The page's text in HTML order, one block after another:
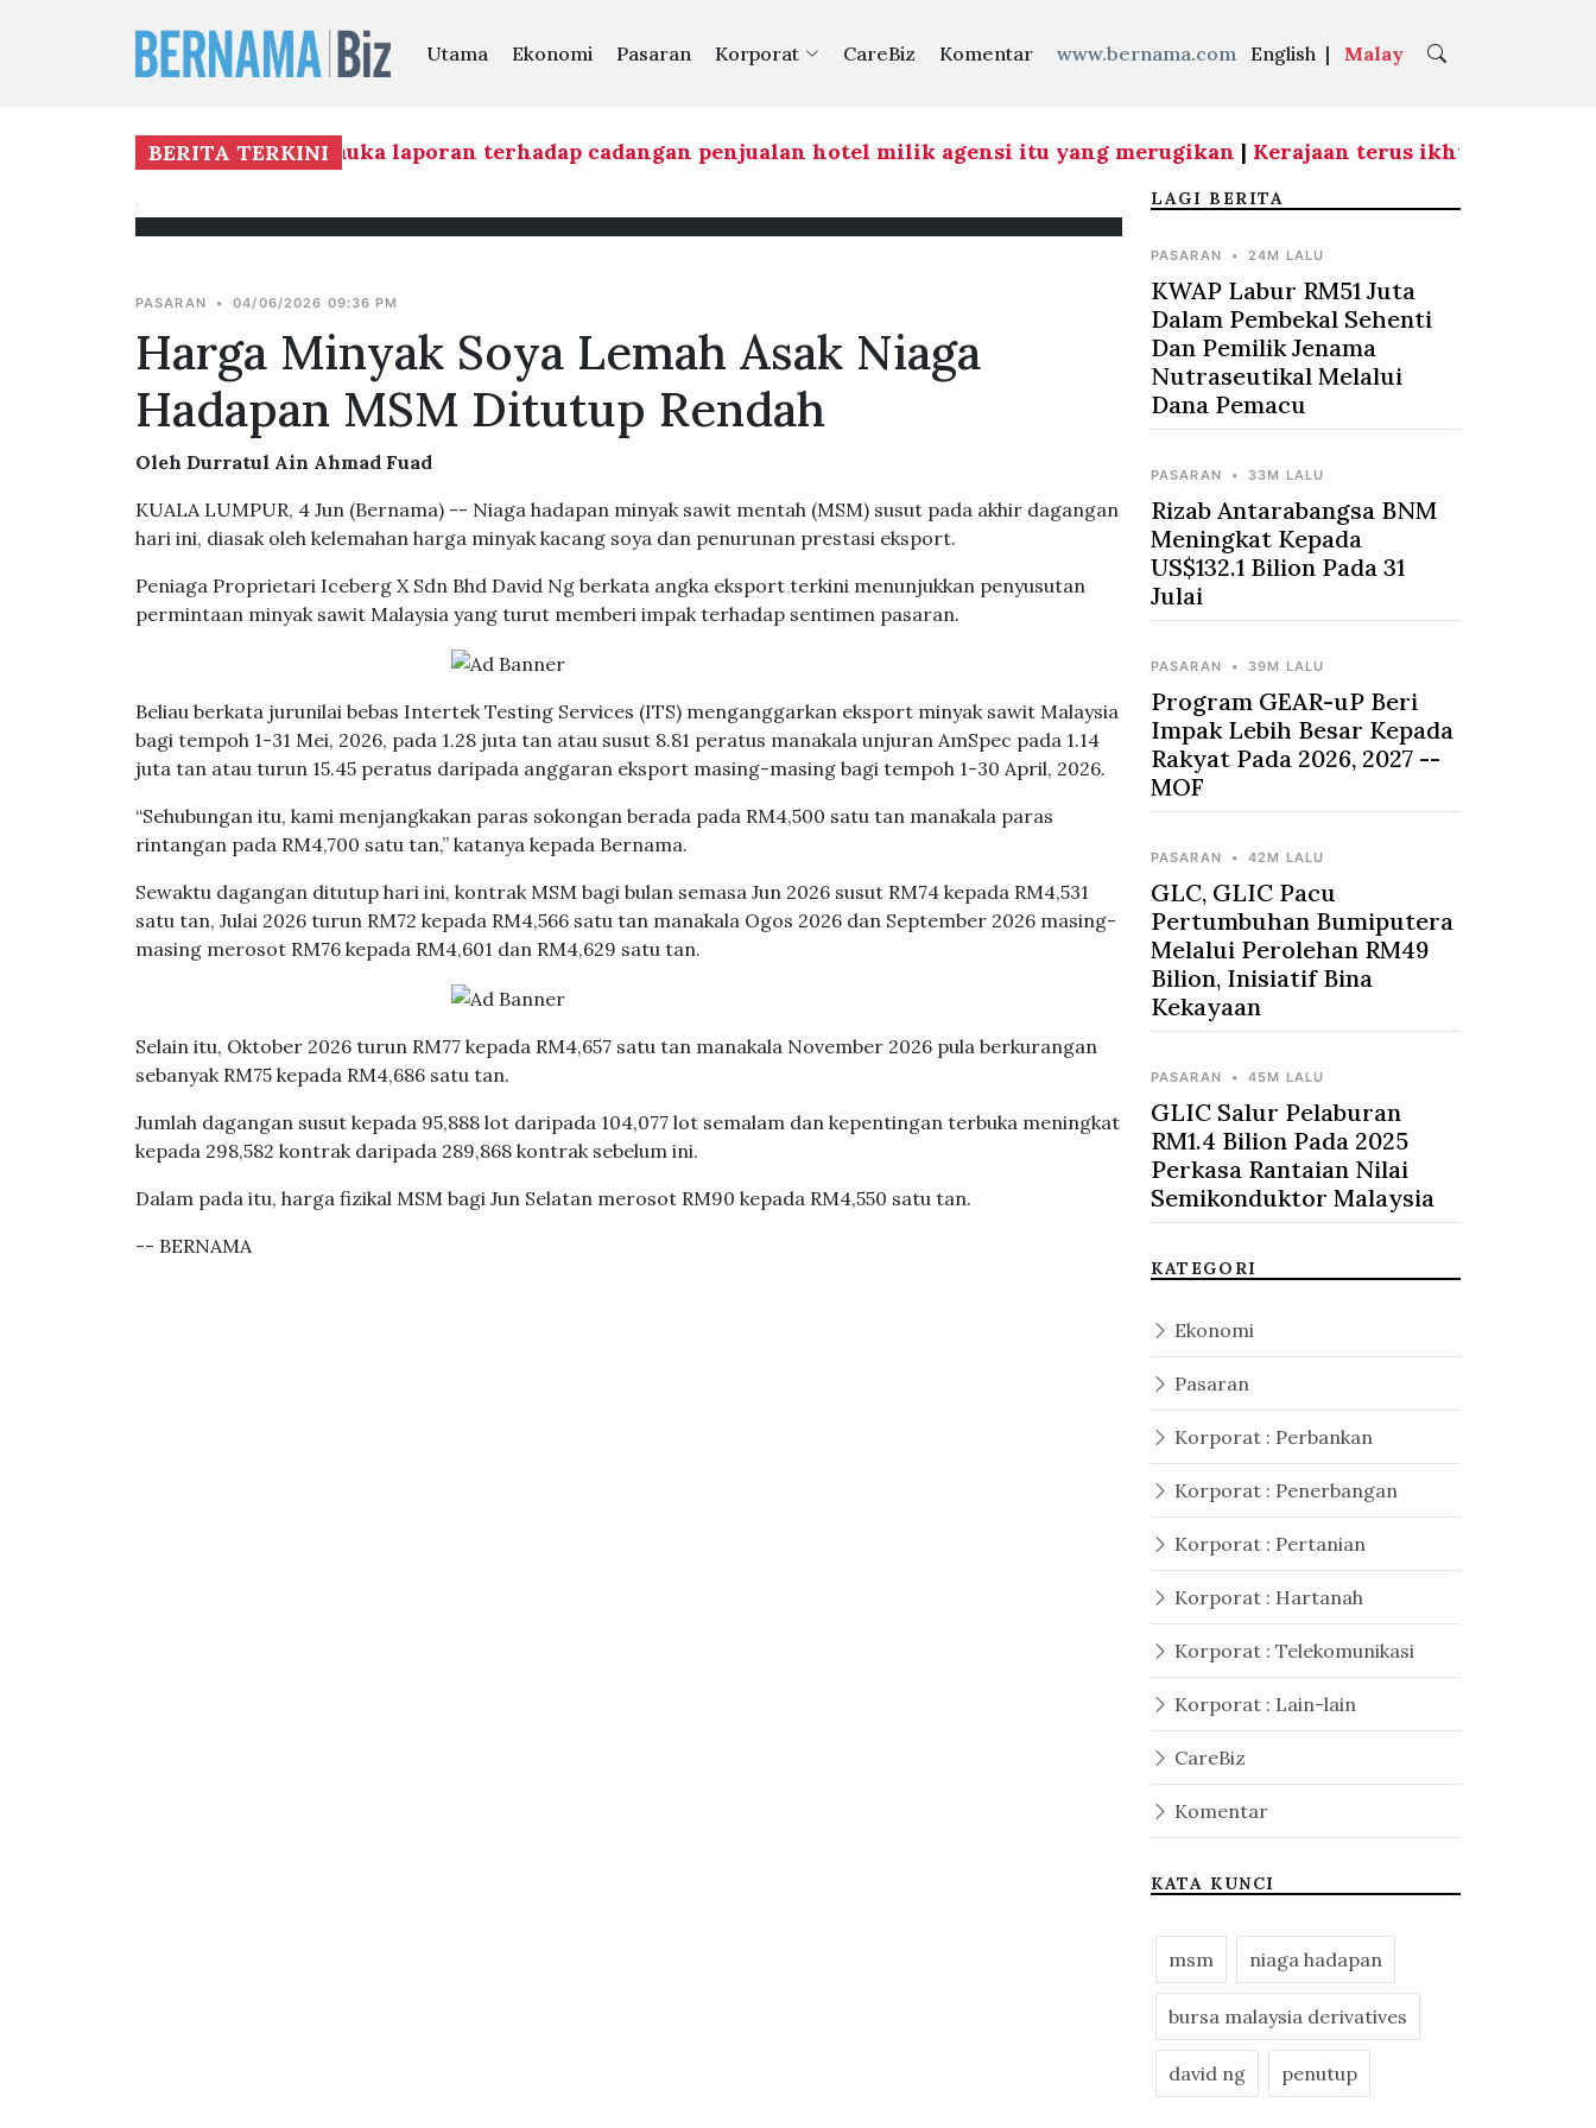
Utama Ekonomi Pasaran Korporat CareBiz Komentar www.bernama.com English | Malay
BERITA TERKINI
pengurusan Felda kemuka laporan terhadap cadangan penjualan hotel milik agensi itu yang merugikan|Kerajaan terus ikhtiar tingkat
PASARAN • 04/06/2026 09:36 PM
Harga Minyak Soya Lemah Asak Niaga
Hadapan MSM Ditutup Rendah
Oleh Durratul Ain Ahmad Fuad
KUALA LUMPUR, 4 Jun (Bernama) -- Niaga hadapan minyak sawit mentah (MSM) susut pada akhir dagangan
hari ini, diasak oleh kelemahan harga minyak kacang soya dan penurunan prestasi eksport.
Peniaga Proprietari Iceberg X Sdn Bhd David Ng berkata angka eksport terkini menunjukkan penyusutan
permintaan minyak sawit Malaysia yang turut memberi impak terhadap sentimen pasaran.
Beliau berkata jurunilai bebas Intertek Testing Services (ITS) menganggarkan eksport minyak sawit Malaysia
bagi tempoh 1-31 Mei, 2026, pada 1.28 juta tan atau susut 8.81 peratus manakala unjuran AmSpec pada 1.14
juta tan atau turun 15.45 peratus daripada anggaran eksport masing-masing bagi tempoh 1-30 April, 2026.
“Sehubungan itu, kami menjangkakan paras sokongan berada pada RM4,500 satu tan manakala paras
rintangan pada RM4,700 satu tan,” katanya kepada Bernama.
Sewaktu dagangan ditutup hari ini, kontrak MSM bagi bulan semasa Jun 2026 susut RM74 kepada RM4,531
satu tan, Julai 2026 turun RM72 kepada RM4,566 satu tan manakala Ogos 2026 dan September 2026 masing-
masing merosot RM76 kepada RM4,601 dan RM4,629 satu tan.
Selain itu, Oktober 2026 turun RM77 kepada RM4,657 satu tan manakala November 2026 pula berkurangan
sebanyak RM75 kepada RM4,686 satu tan.
Jumlah dagangan susut kepada 95,888 lot daripada 104,077 lot semalam dan kepentingan terbuka meningkat
kepada 298,582 kontrak daripada 289,868 kontrak sebelum ini.
Dalam pada itu, harga fizikal MSM bagi Jun Selatan merosot RM90 kepada RM4,550 satu tan.
-- BERNAMA
LAGI BERITA
PASARAN • 24M LALU
KWAP Labur RM51 Juta
Dalam Pembekal Sehenti
Dan Pemilik Jenama
Nutraseutikal Melalui
Dana Pemacu
PASARAN • 33M LALU
Rizab Antarabangsa BNM
Meningkat Kepada
US$132.1 Bilion Pada 31
Julai
PASARAN • 39M LALU
Program GEAR-uP Beri
Impak Lebih Besar Kepada
Rakyat Pada 2026, 2027 --
MOF
PASARAN • 42M LALU
GLC, GLIC Pacu
Pertumbuhan Bumiputera
Melalui Perolehan RM49
Bilion, Inisiatif Bina
Kekayaan
PASARAN • 45M LALU
GLIC Salur Pelaburan
RM1.4 Bilion Pada 2025
Perkasa Rantaian Nilai
Semikonduktor Malaysia
KATEGORI
Ekonomi
Pasaran
Korporat : Perbankan
Korporat : Penerbangan
Korporat : Pertanian
Korporat : Hartanah
Korporat : Telekomunikasi
Korporat : Lain-lain
CareBiz
Komentar
KATA KUNCI
msm niaga hadapan
bursa malaysia derivatives
david ng penutup